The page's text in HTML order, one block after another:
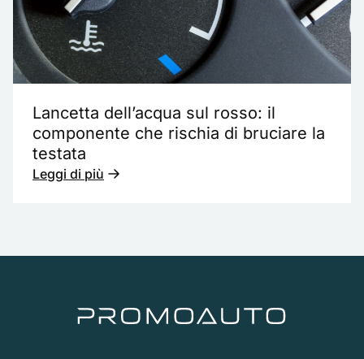
Lancetta dell’acqua sul rosso: il
componente che rischia di bruciare la
testata
Leggi di più